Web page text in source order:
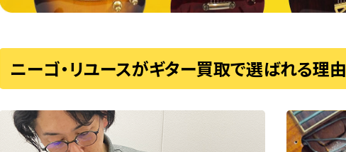
ニーゴ・リユースがギター買取で選ばれる理由